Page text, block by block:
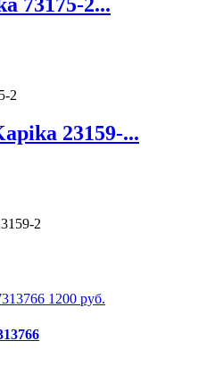
73175-2...
23159-...
1200 руб.